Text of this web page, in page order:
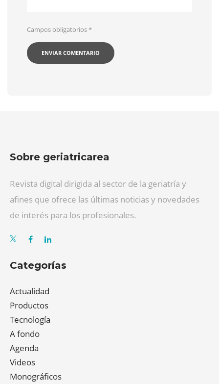
Campos obligatorios*
Sobre geriatricarea
Revista digital dirigida al sector de la geriatría y
afines que ofrece las últimas noticias y novedades
de interés para los profesionales.
Categorías
Actualidad
Productos
Tecnología
A fondo
Agenda
Videos
Monográficos